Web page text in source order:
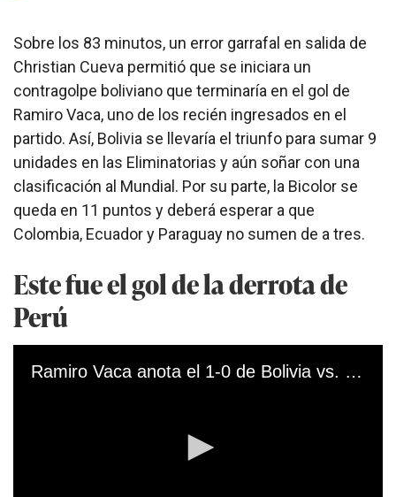
Sobre los 83 minutos, un error garrafal en salida de
Christian Cueva permitió que se iniciara un
contragolpe boliviano que terminaría en el gol de
Ramiro Vaca, uno de los recién ingresados en el
partido. Así, Bolivia se llevaría el triunfo para sumar 9
unidades en las Eliminatorias y aún soñar con una
clasificación al Mundial. Por su parte, la Bicolor se
queda en 11 puntos y deberá esperar a que
Colombia, Ecuador y Paraguay no sumen de a tres.
Este fue el gol de la derrota de
Perú
Ramiro Vaca anota el 1-0 de Bolivia vs. Perú. (Video: América TV)